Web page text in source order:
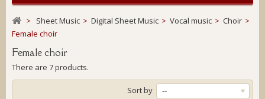
> Sheet Music > Digital Sheet Music > Vocal music > Choir >
Female choir
Female choir
There are 7 products.
Sort by --